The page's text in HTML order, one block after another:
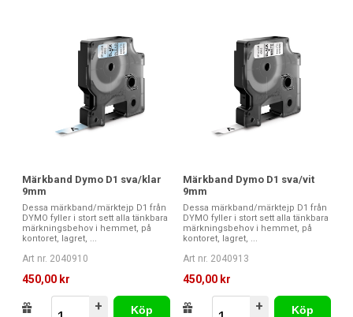
Märkband Dymo D1 sva/klar
9mm
Dessa märkband/märktejp D1 från
DYMO fyller i stort sett alla tänkbara
märkningsbehov i hemmet, på
kontoret, lagret, ...
Art nr. 2040910
450,00 kr
+
Köp
Märkband Dymo D1 sva/vit
9mm
Dessa märkband/märktejp D1 från
DYMO fyller i stort sett alla tänkbara
märkningsbehov i hemmet, på
kontoret, lagret, ...
Art nr. 2040913
450,00 kr
+
Köp